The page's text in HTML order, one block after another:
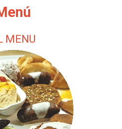
MENU